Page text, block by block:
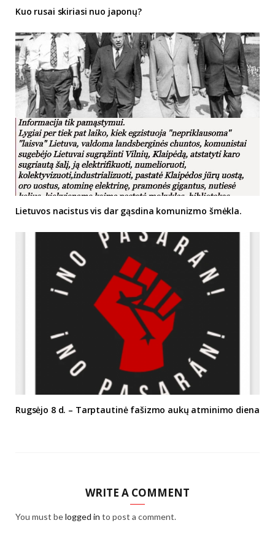
Kuo rusai skiriasi nuo japonų?
Lietuvos nacistus vis dar gąsdina komunizmo šmėkla.
Rugsėjo 8 d. – Tarptautinė fašizmo aukų atminimo diena
WRITE A COMMENT
You must belogged in to post a comment.